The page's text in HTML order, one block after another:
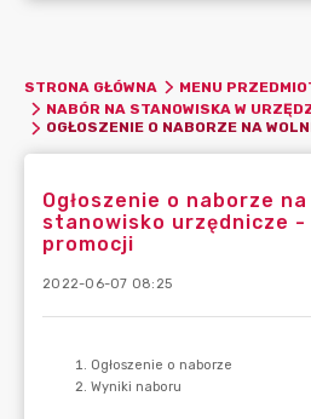
STRONA GŁÓWNA MENU
NABÓR NA STANOWISKA W
Ogłoszenie o naborze
stanowisko urzędnicze
promocji
2022-06-07 08:25